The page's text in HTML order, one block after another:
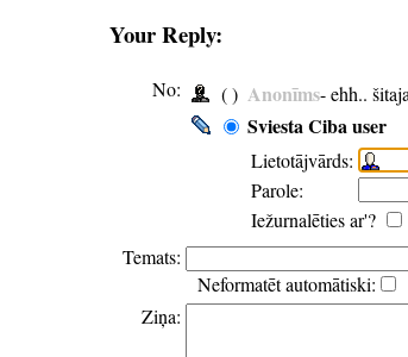
Your Reply:
No: ( ) Anonīms- ehh..
Sviesta Ciba user
Lietotājvārds:
Parole:
Iežurnalēties ar'?
Temats:
Neformatēt automātiski:
Ziņa: